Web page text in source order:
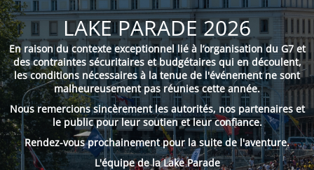
LAKE PARADE 2026
En raison du contexte exceptionnel lié à l’organisation du G7 et
des contraintes sécuritaires et budgétaires qui en découlent,
les conditions nécessaires à la tenue de l'événement ne sont
malheureusement pas réunies cette année.
Nous remercions sincèrement les autorités, nos partenaires et
le public pour leur soutien et leur confiance.
Rendez-vous prochainement pour la suite de l'aventure.
L'équipe de la Lake Parade